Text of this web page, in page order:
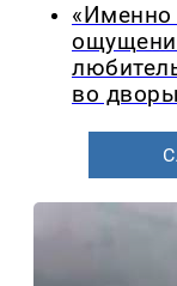
«Именно
во